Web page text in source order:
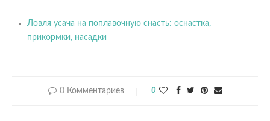
Ловля усача на поплавочную снасть: оснастка,
прикормки, насадки
0 Комментариев 0